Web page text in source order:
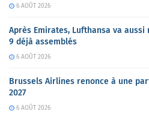
6 AOÛT 2026
Après Emirates, Lufthansa va
9 déjà assemblés
6 AOÛT 2026
Brussels Airlines renonce à une
2027
6 AOÛT 2026